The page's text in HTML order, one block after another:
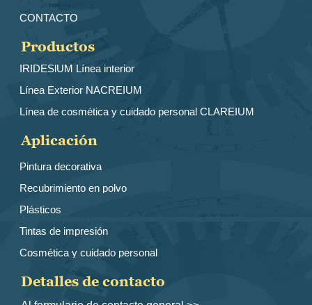
CONTACTO
Productos
IRIDESlUM Línea interior
Línea Exterior NACREIUM
Línea de cosmética y cuidado personal CLAREIUM
Aplicación
Pintura decorativa
Recubrimiento en polvo
Plásticos
Tintas de impresión
Cosmética y cuidado personal
Detalles de contacto